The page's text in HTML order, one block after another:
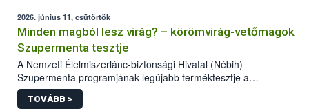
vizsgálaton az is kiderült, melyek a kóstolók által
legkedveltebbnek ítélt Olaszrizlingek.
2026. június 11, csütörtök
Minden magból lesz virág? – körömvirág-vetőmagok
Szupermenta tesztje
A Nemzeti Élelmiszerlánc-biztonsági Hivatal (Nébih)
Szupermenta programjának legújabb terméktesztje a
körömvirág-vetőmagokra fókuszált. A hatósági vizsgálatokon a
szakemberek 16 kereskedelmi forgalomban kapható terméket
TOVÁBB >